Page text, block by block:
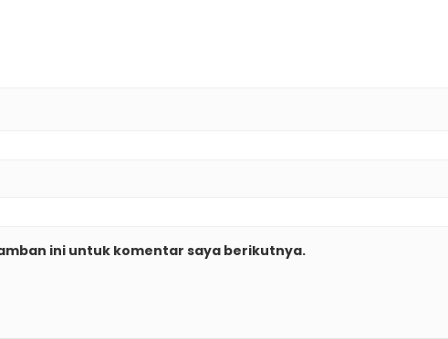
ini untuk komentar saya berikutnya.